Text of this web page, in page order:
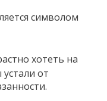
символом
хотеть на
от